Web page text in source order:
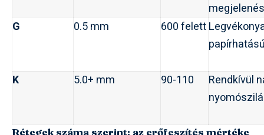
G
0.5 mm 600 felett
K 5.0+ mm 90-110
Rendkívül
Rétegek száma szerint: az erőfeszítés mértéke